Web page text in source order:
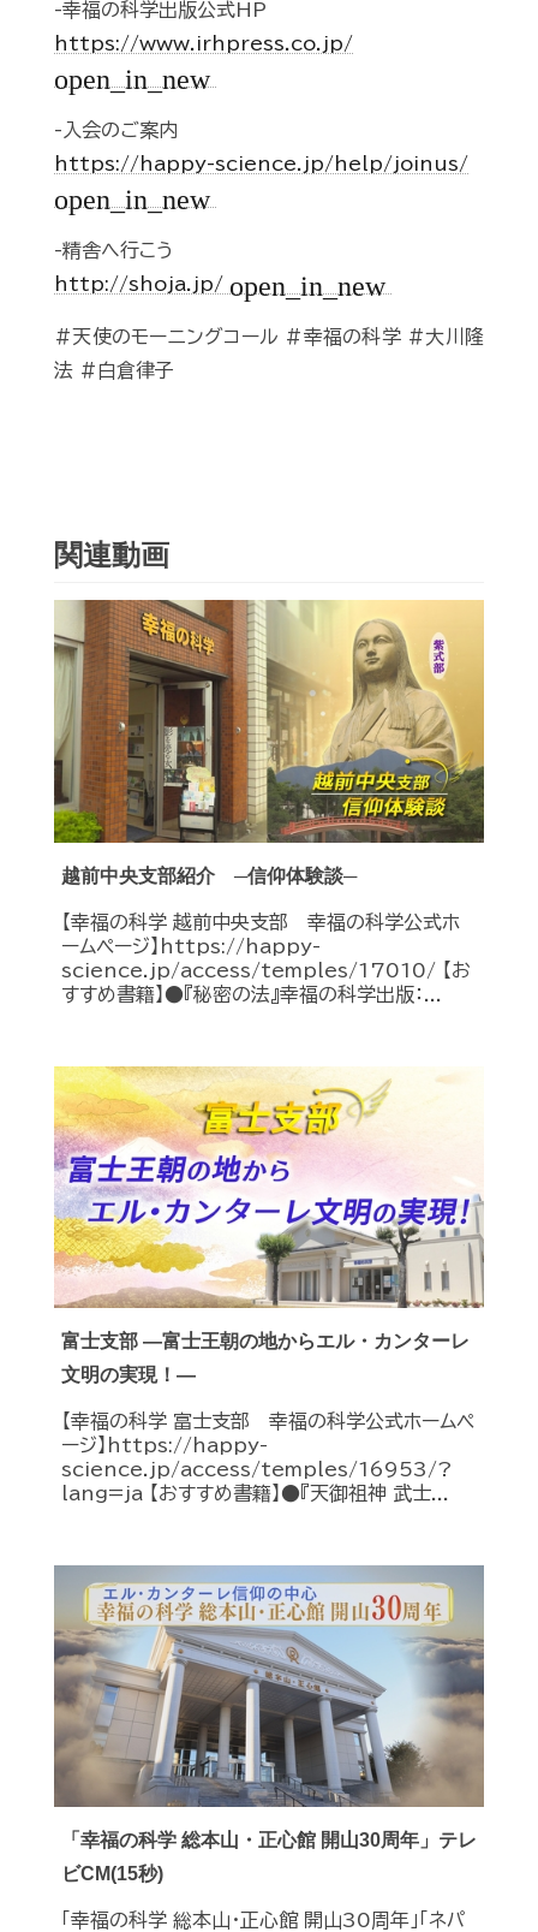
-幸福の科学出版公式HP
https://www.irhpress.co.jp/
open_in_new
-入会のご案内
https://happy-science.jp/help/joinus/
open_in_new
-精舎へ行こう
http://shoja.jp/ open_in_new
#天使のモーニングコール #幸福の科学 #大川隆
法 #白倉律子
関連動画
越前中央支部紹介 ─信仰体験談─
【幸福の科学 越前中央支部 幸福の科学公式ホ
ームページ】https://happy-
science.jp/access/temples/17010/ 【お
すすめ書籍】●『秘密の法』幸福の科学出版：...
富士支部 ―富士王朝の地からエル・カンターレ
文明の実現！―
【幸福の科学 富士支部 幸福の科学公式ホームペ
ージ】https://happy-
science.jp/access/temples/16953/?
lang=ja 【おすすめ書籍】●『天御祖神 武士...
「幸福の科学 総本山・正心館 開山30周年」テレ
ビCM(15秒)
「幸福の科学 総本山・正心館 開山30周年」「ネパ